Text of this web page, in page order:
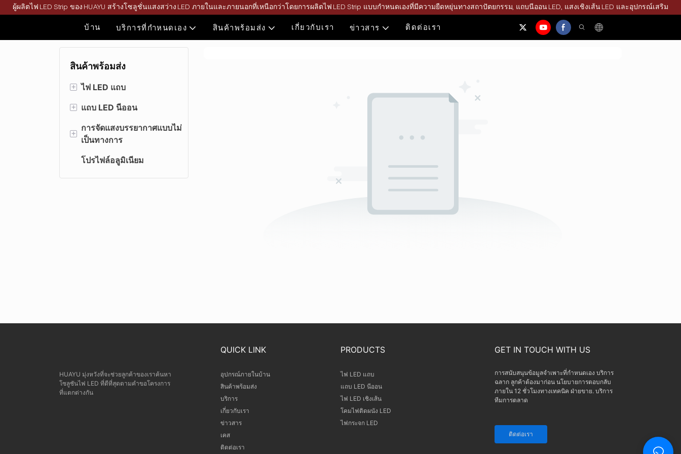
ผู้ผลิตไฟ LED Strip ของ HUAYU สร้างโซลูชั่นแสงสว่าง LED ภายในและภายนอกที่เหนือกว่าโดยการผลิตไฟ LED Strip แบบกำหนดเองที่มีความยืดหยุ่นทางสถาปัตยกรรม, แถบนีออน LED, แสงเชิงเส้น LED และอุปกรณ์เสริม
บ้าน บริการที่กำหนดเอง สินค้าพร้อมส่ง เกี่ยวกับเรา ข่าวสาร ติดต่อเรา
สินค้าพร้อมส่ง
+ ไฟ LED แถบ
แถบไฟ LED สีเดียว
แถบ LED สีคู่
LED
ซัง LED Strip
+ แถบ LED นีออน
3D (โค้งด้านบนและด้าน
ข้าง)
ซีรีส์มุม
ซีรีย์ AnyCut
ซีรีย์ประสิทธิภาพสูง
การปล่อยด้านเดียว
+ การจัดแสงบรรยากาศแบบไม่
เป็นทางการ
แสงดัดเชิงเส้น
แสงแม่เหล็กดัด
โปรไฟล์อลูมิเนียม
HUAYU มุ่งหวังที่จะช่วยลูกค้าของเราค้นหา
โซลูชันไฟ LED ที่ดีที่สุดตามคำขอโครงการ
ที่แตกต่างกัน
QUICK LINK
อุปกรณ์ภายในบ้าน
สินค้าพร้อมส่ง
บริการ
เกี่ยวกับเรา
ข่าวสาร
เคส
ติดต่อเรา
PRODUCTS
ไฟ LED แถบ
แถบ LED นีออน
ไฟ LED เชิงเส้น
โคมไฟติดผนัง LED
ไฟกระจก LED
GET IN TOUCH WITH US
การสนับสนุนข้อมูลจำเพาะที่กำหนดเอง บริการ
ฉลาก ลูกค้าต้องมาก่อน นโยบายการตอบกลับ
ภายใน 12 ชั่วโมงทางเทคนิค ฝ่ายขาย. บริการ
ทีมการตลาด
ติดต่อเรา